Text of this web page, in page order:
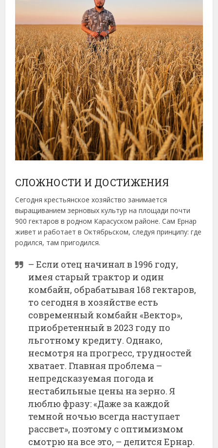
СЛОЖНОСТИ И ДОСТИЖЕНИЯ
Сегодня крестьянское хозяйство занимается
выращиванием зерновых культур на площади почти
900 гектаров в родном Карасуском районе. Сам Ернар
живет и работает в Октябрьском, следуя принципу: где
родился, там пригодился.
– Если отец начинал в 1996 году,
имея старый трактор и один
комбайн, обрабатывая 168 гектаров,
то сегодня в хозяйстве есть
современный комбайн «Вектор»,
приобретенный в 2023 году по
льготному кредиту. Однако,
несмотря на прогресс, трудностей
хватает. Главная проблема –
непредсказуемая погода и
нестабильные цены на зерно. Я
люблю фразу: «Даже за каждой
темной ночью всегда наступает
рассвет», поэтому с оптимизмом
смотрю на все это, – делится Ернар.